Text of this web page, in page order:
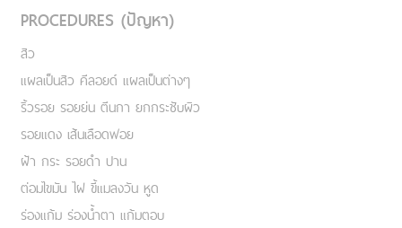
PROCEDURES (ปัญหา)
สิว
แผลเป็นสิว คีลอยด์ แผลเป็นต่างๆ
ริ้วรอย รอยย่น ตีนกา ยกกระชับผิว
รอยแดง เส้นเลือดฟอย
ฝ้า กระ รอยดำ ปาน
ต่อมไขมัน ไฝ ขี้แมลงวัน หูด
ร่องแก้ม ร่องน้ำตา แก้มตอบ